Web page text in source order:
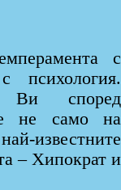
с
психология.
Ви според
не само на
известните
– Хипократ и